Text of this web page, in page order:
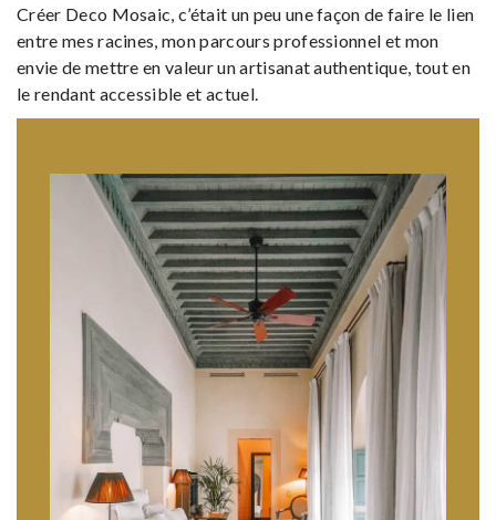
Créer Deco Mosaic, c’était un peu une façon de faire le lien
entre mes racines, mon parcours professionnel et mon
envie de mettre en valeur un artisanat authentique, tout en
le rendant accessible et actuel.